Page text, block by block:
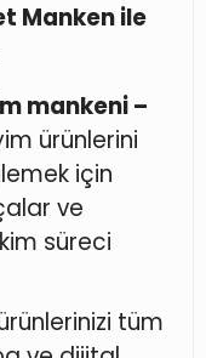
Manken ile
mankeni –
ürünlerini
için
ve
süreci
tüm